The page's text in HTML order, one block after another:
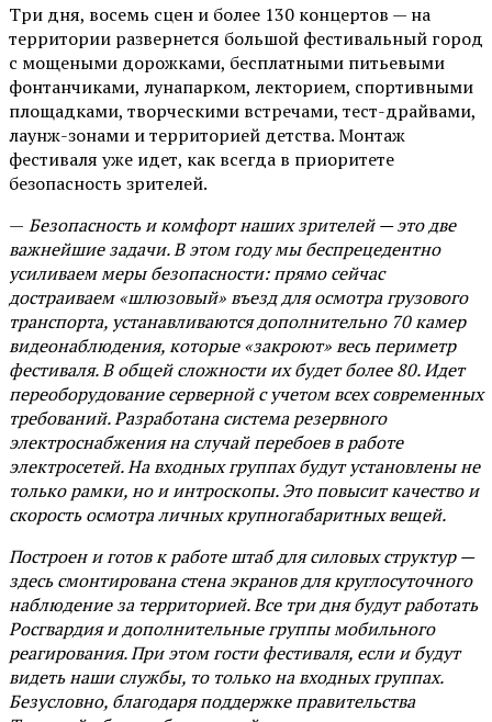
Три дня, восемь сцен и более 130 концертов — на
территории развернется большой фестивальный город
с мощеными дорожками, бесплатными питьевыми
фонтанчиками, лунапарком, лекторием, спортивными
площадками, творческими встречами, тест-драйвами,
лаунж-зонами и территорией детства. Монтаж
фестиваля уже идет, как всегда в приоритете
безопасность зрителей.
— Безопасность и комфорт наших зрителей — это две
важнейшие задачи. В этом году мы беспрецедентно
усиливаем меры безопасности: прямо сейчас
достраиваем «шлюзовый» въезд для осмотра грузового
транспорта, устанавливаются дополнительно 70 камер
видеонаблюдения, которые «закроют» весь периметр
фестиваля. В общей сложности их будет более 80. Идет
переоборудование серверной с учетом всех современных
требований. Разработана система резервного
электроснабжения на случай перебоев в работе
электросетей. На входных группах будут установлены не
только рамки, но и интроскопы. Это повысит качество и
скорость осмотра личных крупногабаритных вещей.
Построен и готов к работе штаб для силовых структур —
здесь смонтирована стена экранов для круглосуточного
наблюдение за территорией. Все три дня будут работать
Росгвардия и дополнительные группы мобильного
реагирования. При этом гости фестиваля, если и будут
видеть наши службы, то только на входных группах.
Безусловно, благодаря поддержке правительства